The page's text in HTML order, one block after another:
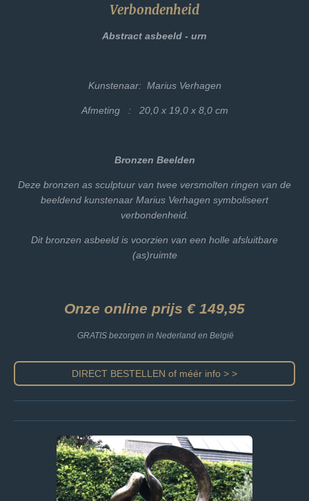
Verbondenheid
Abstract asbeeld - urn
Kunstenaar: Marius Verhagen
Afmeting : 20,0 x 19,0 x 8,0 cm
Bronzen Beelden
Deze bronzen as sculptuur van twee versmolten ringen van de
beeldend kunstenaar Marius Verhagen symboliseert
verbondenheid.
Dit bronzen asbeeld is voorzien van een holle afsluitbare
(as)ruimte
Onze online prijs € 149,95
GRATIS bezorgen in Nederland en België
DIRECT BESTELLEN of méér info > >